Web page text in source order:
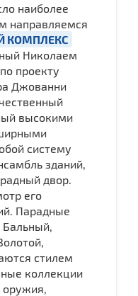
наиболее
направляемся
КОМПЛЕКС
Николаем
проекту
Джованни
высокими
систему
зданий,
двор.
его
Парадные
стилем
коллекции
оружия,